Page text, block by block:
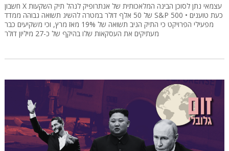
חשבון X עצמאי נתן לסוכן הבינה המלאכותית של אנתרופיק לנהל תיק השקעות
של 50 אלף דולר במטרה להשיג תשואה גבוהה ממדד S&P 500 • כעת טוענים
מפעילי הפרויקט כי התיק הניב תשואה של 19% מאז מרץ, וכי משקיעים כבר
מעתיקים את העסקאות שלו בהיקף של כ-27 מיליון דולר